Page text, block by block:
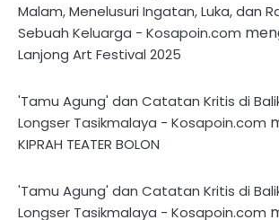
Malam, Menelusuri Ingatan, Luka, dan
Sebuah Keluarga - Kosapoin.com
Lanjong Art Festival 2025
'Tamu Agung' dan Catatan Kritis di
Longser Tasikmalaya - Kosapoin.com
KIPRAH TEATER BOLON
'Tamu Agung' dan Catatan Kritis di
Longser Tasikmalaya - Kosapoin.com